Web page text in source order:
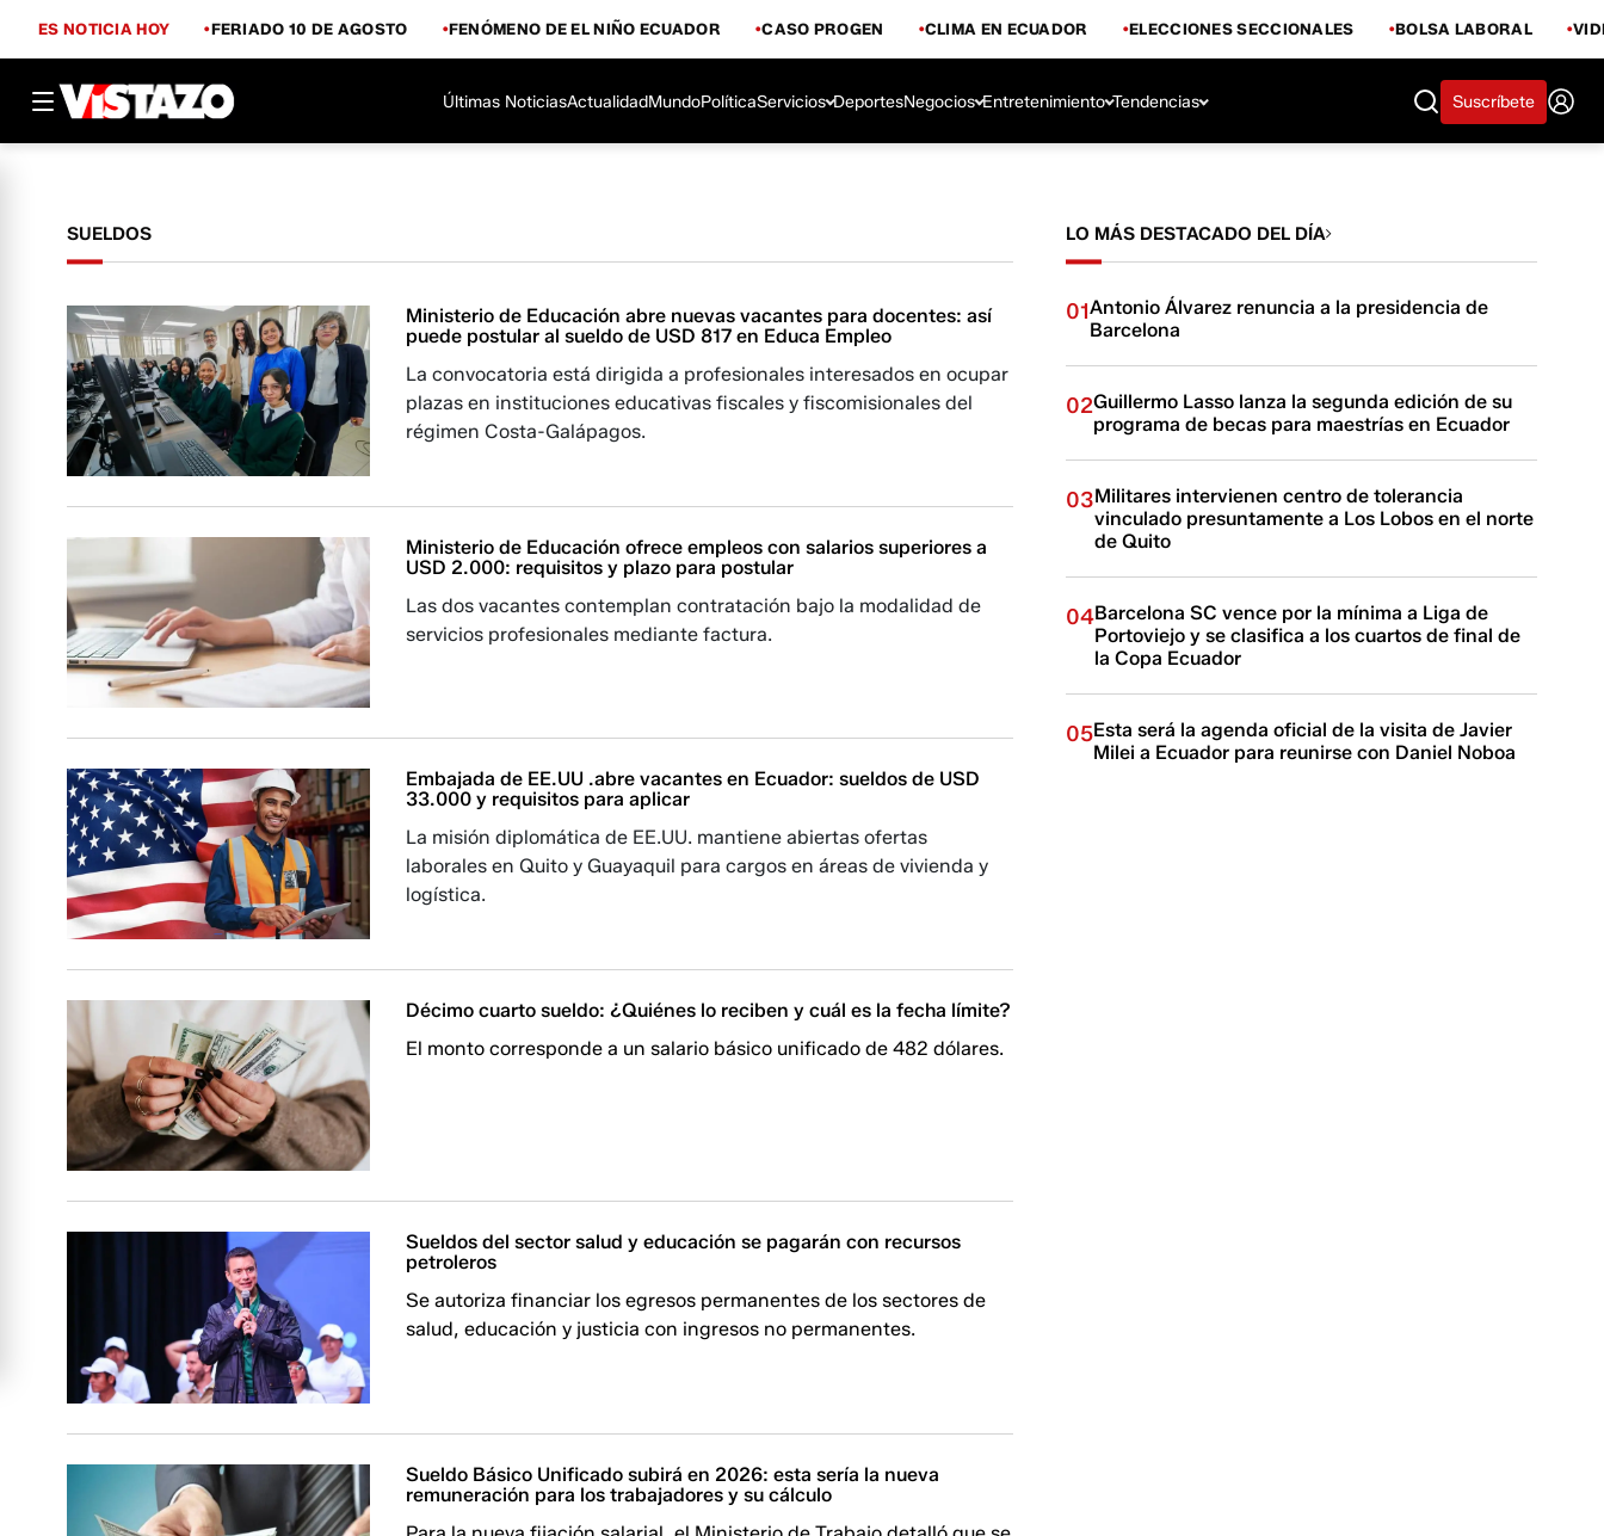
ES NOTICIA HOY FERIADO 10 DE AGOSTO FENÓMENO DE EL NIÑO ECUADOR CASO PROGEN CLIMA EN ECUADOR ELECCIONES SECCIONALES BOLSA LABORAL
Últimas NoticiasActualidadMundoPolíticaServicios DeportesNegocios Entretenimiento Tendencias Suscríbete
SUELDOS
Ministerio de Educación abre nuevas vacantes para docentes: así
puede postular al sueldo de USD 817 en Educa Empleo
La convocatoria está dirigida a profesionales interesados en ocupar
plazas en instituciones educativas fiscales y fiscomisionales del
régimen Costa-Galápagos.
Ministerio de Educación ofrece empleos con salarios superiores a
USD 2.000: requisitos y plazo para postular
Las dos vacantes contemplan contratación bajo la modalidad de
servicios profesionales mediante factura.
Embajada de EE.UU .abre vacantes en Ecuador: sueldos de USD
33.000 y requisitos para aplicar
La misión diplomática de EE.UU. mantiene abiertas ofertas
laborales en Quito y Guayaquil para cargos en áreas de vivienda y
logística.
Décimo cuarto sueldo: ¿Quiénes lo reciben y cuál es la fecha límite?
El monto corresponde a un salario básico unificado de 482 dólares.
Sueldos del sector salud y educación se pagarán con recursos
petroleros
Se autoriza financiar los egresos permanentes de los sectores de
salud, educación y justicia con ingresos no permanentes.
Sueldo Básico Unificado subirá en 2026: esta sería la nueva
remuneración para los trabajadores y su cálculo
LO MÁS DESTACADO DEL DÍA
01Antonio Álvarez renuncia a la presidencia de
Barcelona
02Guillermo Lasso lanza la segunda edición de su
programa de becas para maestrías en Ecuador
03Militares intervienen centro de tolerancia
vinculado presuntamente a Los Lobos en el norte
de Quito
04Barcelona SC vence por la mínima a Liga de
Portoviejo y se clasifica a los cuartos de final de
la Copa Ecuador
05Esta será la agenda oficial de la visita de Javier
Milei a Ecuador para reunirse con Daniel Noboa